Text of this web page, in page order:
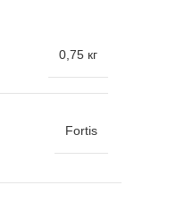
0,75 кг
Fortis